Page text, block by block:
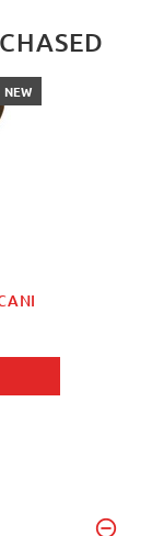
NEW